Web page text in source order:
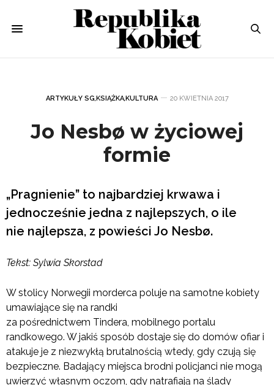
ARTYKUŁY SG,KSIĄŻKA,KULTURA 20 KWIETNIA 2017
Jo Nesbø w życiowej
formie
„Pragnienie” to najbardziej krwawa i
jednocześnie jedna z najlepszych, o ile
nie najlepsza, z powieści Jo Nesbø.
Tekst: Sylwia Skorstad
W stolicy Norwegii morderca poluje na samotne kobiety
umawiające się na randki
za pośrednictwem Tindera, mobilnego portalu
randkowego. W jakiś sposób dostaje się do domów ofiar i
atakuje je z niezwykłą brutalnością wtedy, gdy czują się
bezpieczne. Badający miejsca brodni policjanci nie mogą
uwierzyć własnym oczom, gdy natrafiają na ślady